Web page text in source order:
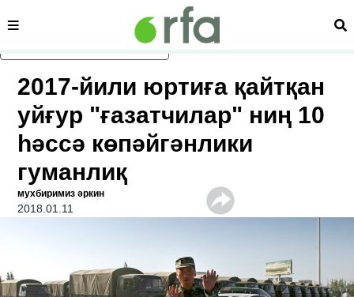
асаслиқ мәзмунға атлаң
сәһипә
2017‏-йили юртиға қайтқан
уйғур "ғазатчилар" ниң 10
һәссә көпәйгәнлики
гуманлиқ
мухбиримиз әркин
2018.01.11